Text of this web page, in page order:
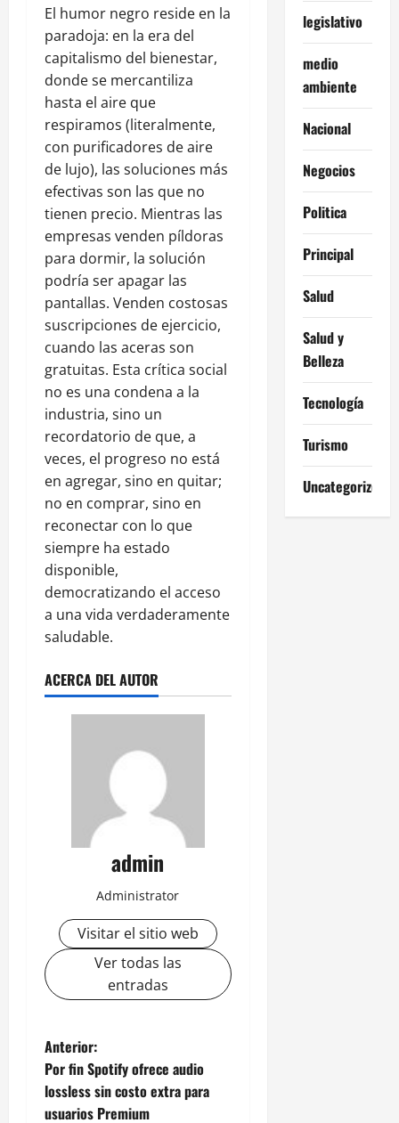
El humor negro reside en la
paradoja: en la era del
capitalismo del bienestar,
donde se mercantiliza
hasta el aire que
respiramos (literalmente,
con purificadores de aire
de lujo), las soluciones más
efectivas son las que no
tienen precio. Mientras las
empresas venden píldoras
para dormir, la solución
podría ser apagar las
pantallas. Venden costosas
suscripciones de ejercicio,
cuando las aceras son
gratuitas. Esta crítica social
no es una condena a la
industria, sino un
recordatorio de que, a
veces, el progreso no está
en agregar, sino en quitar;
no en comprar, sino en
reconectar con lo que
siempre ha estado
disponible,
democratizando el acceso
a una vida verdaderamente
saludable.
ACERCA DEL AUTOR
admin
Administrator
Visitar el sitio web
Ver todas las
entradas
N
a
Anterior:
Por fin Spotify ofrece audio
lossless sin costo extra para
usuarios Premium
legislativo
medio
ambiente
Nacional
Negocios
Politica
Principal
Salud
Salud y
Belleza
Tecnología
Turismo
Uncategorized